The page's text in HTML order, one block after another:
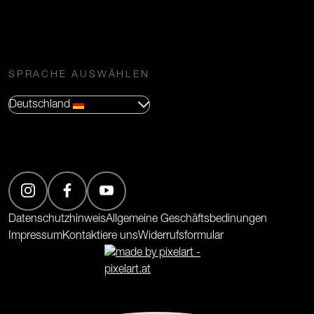
SPRACHE AUSWÄHLEN
Deutschland
DatenschutzhinweisAllgemeine Geschäftsbedinungen
ImpressumKontaktiere unsWiderrufsformular
(Öffnet in neuem Tab)
(Öffnet in neuem Tab)
(Öffnet in neuem Tab)